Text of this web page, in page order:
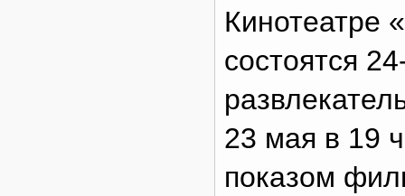
Кинотеатре
состоятся
23 мая в 19
показом